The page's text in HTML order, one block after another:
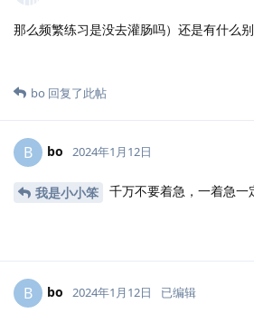
那么频繁练习是没去灌肠吗）还是有什么
bo 回复了此帖
B bo 2024年1月12日
我是小小笨 千万不要着急，一着急一
B bo 2024年1月12日 已编辑